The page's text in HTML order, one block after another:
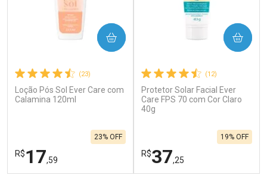
(23)
Loção Pós Sol Ever Care com
Calamina 120ml
R$17,59
23% OFF
COMPRAR
(12)
Protetor Solar Facial Ever
Care FPS 70 com Cor Claro
40g
R$37,25
19% OFF
COMPRAR